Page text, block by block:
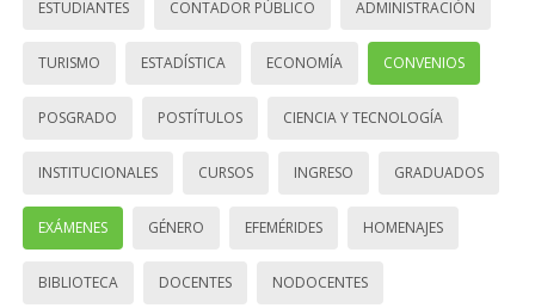
ESTUDIANTES CONTADOR PÚBLICO ADMINISTRACIÓN
TURISMO ESTADÍSTICA ECONOMÍA CONVENIOS
POSGRADO POSTÍTULOS CIENCIA Y TECNOLOGÍA
INSTITUCIONALES CURSOS INGRESO GRADUADOS
EXÁMENES GÉNERO EFEMÉRIDES HOMENAJES
BIBLIOTECA DOCENTES NODOCENTES